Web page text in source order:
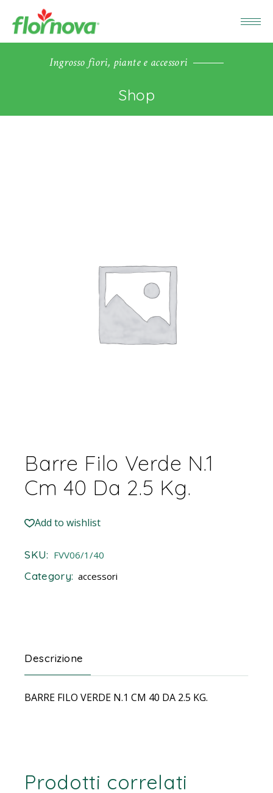
Ingrosso fiori, piante e accessori
Shop
Barre Filo Verde N.1
Cm 40 Da 2.5 Kg.
Add to wishlist
SKU: FVV06/1/40
Category: accessori
Descrizione
BARRE FILO VERDE N.1 CM 40 DA 2.5 KG.
Prodotti correlati